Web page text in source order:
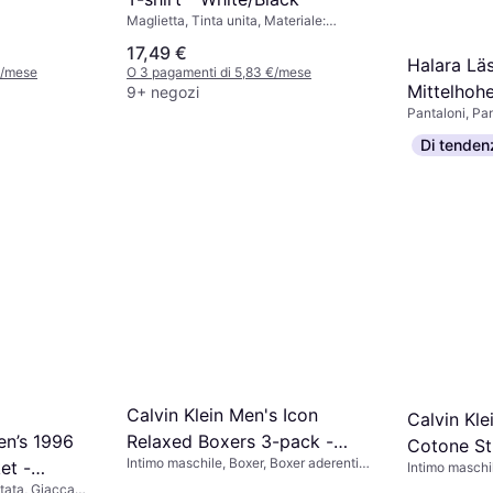
mese
Maglietta, Tinta unita, Materiale:
17,49 €
O 3 pagamenti di 5,83 €/mese
9+ negozi
Halara
Taschen
Schwarz
Pantaloni,
44,95 €
Esaurito
1996
-
Giacca
Calvin Klein Men's Icon
Relaxed Boxers 3-pack -
Black
Intimo maschile, Boxer, Boxer aderenti,
Di
Calvin
Cotone
Nero
Intimo